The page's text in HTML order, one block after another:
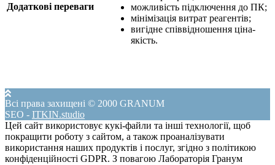
Додаткові переваги
можливість підключення до ПК;
мінімізація витрат реагентів;
вигідне співвідношення ціна-
якість.
Всі права захищені © 2000 GRANUM
S_]- ITKIN.studio
Цей сайт використовує кукі-файли та інші технології, щоб
покращити роботу з сайтом, а також проаналізувати
використання наших продуктів і послуг, згідно з політикою
конфіденційності GDPR. З повагою Лабораторія Гранум